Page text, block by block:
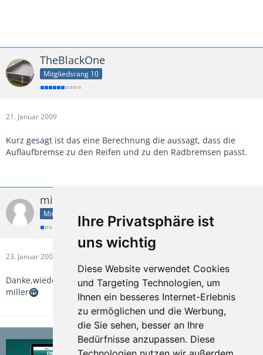
Ihre Privatsphäre ist
uns wichtig
Diese Website verwendet Cookies
und Targeting Technologien, um
Ihnen ein besseres Internet-Erlebnis
zu ermöglichen und die Werbung,
die Sie sehen, besser an Ihre
Bedürfnisse anzupassen. Diese
TheBlackOne
Mitgliedsrang 10
21. Januar 2009
Kurz gesagt ist das eine Berechnung die aussagt, dass die
Auflaufbremse zu den Reifen und zu den Radbremsen passt.
miller
Mitgliedsrang 1/10
23. Januar 2009
Danke,wieder was gelernt;)
miller